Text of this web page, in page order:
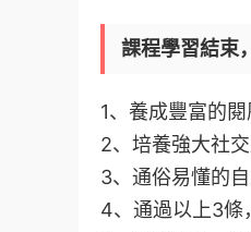
課程學習結束
1、養成豐富的
2、培養強大社
3、通俗易懂的
4、通過以上3條